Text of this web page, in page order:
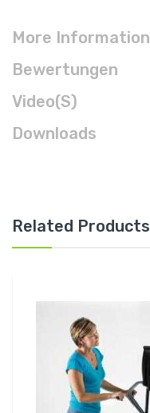
More Information
Bewertungen
Video(s)
Downloads
Related Products